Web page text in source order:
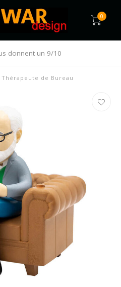
0
donnent un 9/10
Thérapeute de Bureau